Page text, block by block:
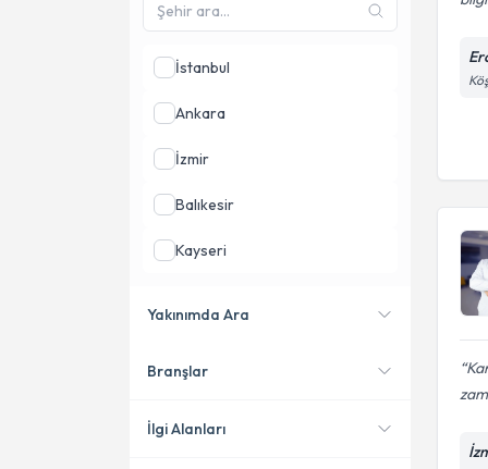
İstanbul
Ankara
İzmir
Balıkesir
Kayseri
Yakınımda Ara
Konumuma yakın uzmanları
Branşlar
İlgi Alanları